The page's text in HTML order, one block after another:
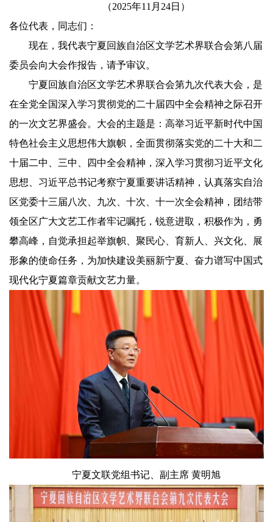
（2025年11月24日）
各位代表，同志们：
现在，我代表宁夏回族自治区文学艺术界联合会第八届
委员会向大会作报告，请予审议。
宁夏回族自治区文学艺术界联合会第九次代表大会，是
在全党全国深入学习贯彻党的二十届四中全会精神之际召开
的一次文艺界盛会。大会的主题是：高举习近平新时代中国
特色社会主义思想伟大旗帜，全面贯彻落实党的二十大和二
十届二中、三中、四中全会精神，深入学习贯彻习近平文化
思想、习近平总书记考察宁夏重要讲话精神，认真落实自治
区党委十三届八次、九次、十次、十一次全会精神，团结带
领全区广大文艺工作者牢记嘱托，锐意进取，积极作为，勇
攀高峰，自觉承担起举旗帜、聚民心、育新人、兴文化、展
形象的使命任务，为加快建设美丽新宁夏、奋力谱写中国式
现代化宁夏篇章贡献文艺力量。
宁夏文联党组书记、副主席 黄明旭